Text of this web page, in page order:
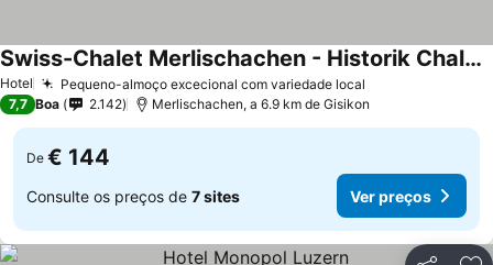
Hotel Pequeno-almoço excecional com variedade local
Swiss-Chalet Merlischachen - Historik Chalet-Hotel Lodge
Ver preços
7,7 Boa 2.142 Merlischachen, a 6.9 km de Gisikon
De € 144
Consulte os preços de 7 sites Ver preços